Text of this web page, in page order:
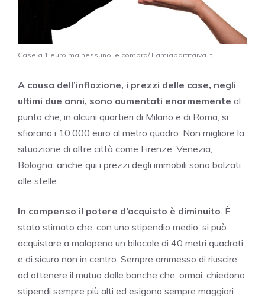
Case a 1 euro ma nessuno le compra/ Lamiapartitaiva.it
A causa dell’inflazione, i prezzi delle case, negli
ultimi due anni, sono aumentati enormemente al
punto che, in alcuni quartieri di Milano e di Roma, si
sfiorano i 10.000 euro al metro quadro. Non migliore la
situazione di altre città come Firenze, Venezia,
Bologna: anche qui i prezzi degli immobili sono balzati
alle stelle.
In compenso il potere d’acquisto è diminuito. È
stato stimato che, con uno stipendio medio, si può
acquistare a malapena un bilocale di 40 metri quadrati
e di sicuro non in centro. Sempre ammesso di riuscire
ad ottenere il mutuo dalle banche che, ormai, chiedono
stipendi sempre più alti ed esigono sempre maggiori